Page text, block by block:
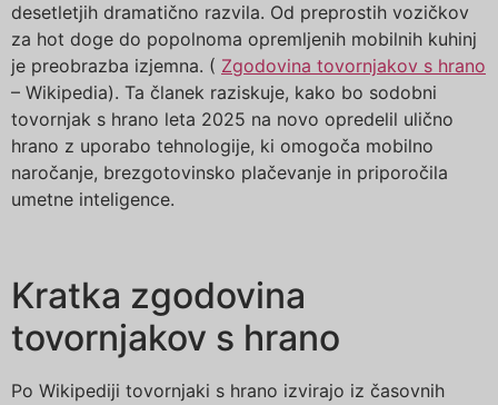
desetletjih dramatično razvila. Od preprostih vozičkov
za hot doge do popolnoma opremljenih mobilnih kuhinj
je preobrazba izjemna. ( Zgodovina tovornjakov s hrano
– Wikipedia). Ta članek raziskuje, kako bo sodobni
tovornjak s hrano leta 2025 na novo opredelil ulično
hrano z uporabo tehnologije, ki omogoča mobilno
naročanje, brezgotovinsko plačevanje in priporočila
umetne inteligence.
Kratka zgodovina
tovornjakov s hrano
Po Wikipediji tovornjaki s hrano izvirajo iz časovnih